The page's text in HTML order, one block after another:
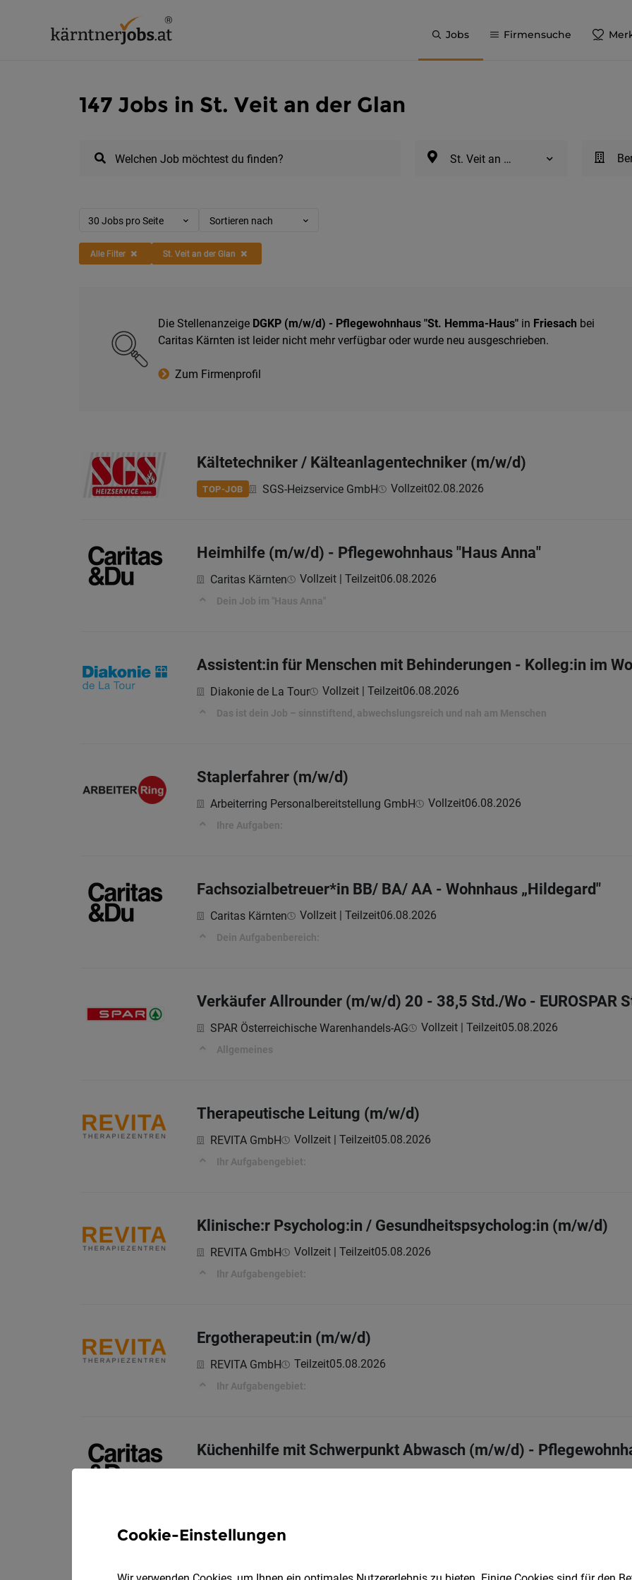
Jobs Firmensuche
147 Jobs in St. Veit an der Glan
Welchen Job möchtest du finden? St. Veit an der Glan
30 Jobs pro Seite Sortieren nach
Alle Filter St. Veit an der Glan
Die Stellenanzeige DGKP (m/w/d) - Pflegewohnhaus "St. Hemma-Haus" in Friesach bei
Caritas Kärnten ist leider nicht mehr verfügbar oder wurde neu ausgeschrieben.
Zum Firmenprofil
Kältetechniker / Kälteanlagentechniker (m/w/d)
TOP-JOB SGS-Heizservice GmbH Vollzeit02.08.2026
Heimhilfe (m/w/d) - Pflegewohnhaus "Haus Anna"
Caritas Kärnten Vollzeit | Teilzeit06.08.2026
Dein Job im "Haus Anna"
Assistent:in für Menschen mit Behinderungen - Kolleg:in im
Diakonie de La Tour Vollzeit | Teilzeit06.08.2026
Das ist dein Job – sinnstiftend, abwechslungsreich und nah am Menschen
Staplerfahrer (m/w/d)
Arbeiterring Personalbereitstellung GmbH Vollzeit06.08.2026
Ihre Aufgaben:
Fachsozialbetreuer*in BB/ BA/ AA - Wohnhaus „Hildegard"
Caritas Kärnten Vollzeit | Teilzeit06.08.2026
Dein Aufgabenbereich:
Verkäufer Allrounder (m/w/d) 20 - 38,5 Std./Wo - EUROSPAR
SPAR Österreichische Warenhandels-AG Vollzeit | Teilzeit05.08.2026
Allgemeines
Therapeutische Leitung (m/w/d)
REVITA GmbH Vollzeit | Teilzeit05.08.2026
Ihr Aufgabengebiet:
Klinische:r Psycholog:in / Gesundheitspsycholog:in (m/w/d)
REVITA GmbH Vollzeit | Teilzeit05.08.2026
Ihr Aufgabengebiet:
Ergotherapeut:in (m/w/d)
REVITA GmbH Teilzeit05.08.2026
Ihr Aufgabengebiet:
Küchenhilfe mit Schwerpunkt Abwasch (m/w/d) -
Cookie-Einstellungen